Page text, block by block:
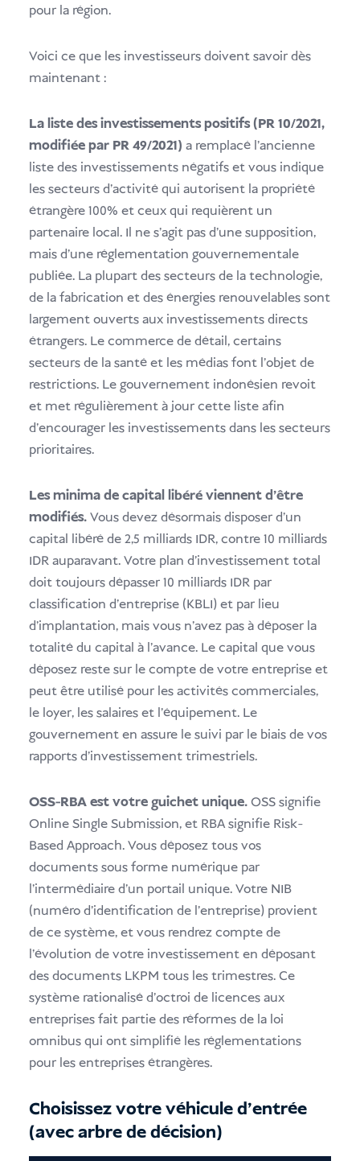
pour la région.
Voici ce que les investisseurs doivent savoir dès
maintenant :
La liste des investissements positifs (PR 10/2021,
modifiée par PR 49/2021) a remplacé l'ancienne
liste des investissements négatifs et vous indique
les secteurs d'activité qui autorisent la propriété
étrangère 100% et ceux qui requièrent un
partenaire local. Il ne s'agit pas d'une supposition,
mais d'une réglementation gouvernementale
publiée. La plupart des secteurs de la technologie,
de la fabrication et des énergies renouvelables sont
largement ouverts aux investissements directs
étrangers. Le commerce de détail, certains
secteurs de la santé et les médias font l'objet de
restrictions. Le gouvernement indonésien revoit
et met régulièrement à jour cette liste afin
d'encourager les investissements dans les secteurs
prioritaires.
Les minima de capital libéré viennent d'être
modifiés.Vous devez désormais disposer d'un
capital libéré de 2,5 milliards IDR, contre 10 milliards
IDR auparavant. Votre plan d'investissement total
doit toujours dépasser 10 milliards IDR par
classification d'entreprise (KBLI) et par lieu
d'implantation, mais vous n'avez pas à déposer la
totalité du capital à l'avance. Le capital que vous
déposez reste sur le compte de votre entreprise et
peut être utilisé pour les activités commerciales,
le loyer, les salaires et l'équipement. Le
gouvernement en assure le suivi par le biais de vos
rapports d'investissement trimestriels.
OSS-RBA est votre guichet unique.OSS signifie
Online Single Submission, et RBA signifie Risk-
Based Approach. Vous déposez tous vos
documents sous forme numérique par
l'intermédiaire d'un portail unique. Votre NIB
(numéro d'identification de l'entreprise) provient
de ce système, et vous rendrez compte de
l'évolution de votre investissement en déposant
des documents LKPM tous les trimestres. Ce
système rationalisé d'octroi de licences aux
entreprises fait partie des réformes de la loi
omnibus qui ont simplifié les réglementations
pour les entreprises étrangères.
Choisissez votre véhicule d'entrée
(avec arbre de décision)